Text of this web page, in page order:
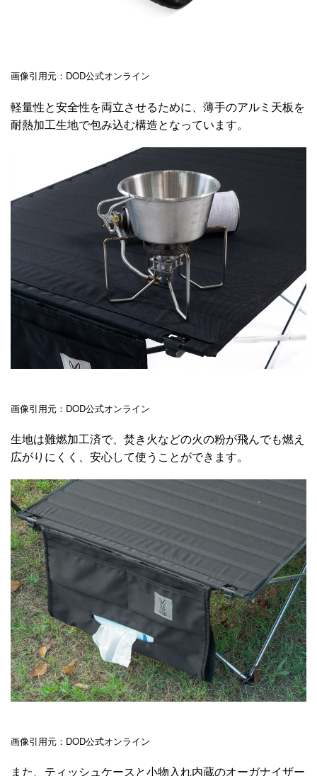
画像引用元：DOD公式オンライン
軽量性と安全性を両立させるために、薄手のアルミ天板を
耐熱加工生地で包み込む構造となっています。
画像引用元：DOD公式オンライン
生地は難燃加工済で、焚き火などの火の粉が飛んでも燃え
広がりにくく、安心して使うことができます。
画像引用元：DOD公式オンライン
また、ティッシュケースと小物入れ内蔵のオーガナイザー